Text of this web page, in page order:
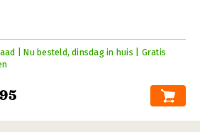
| Nu besteld, dinsdag in huis | Gratis